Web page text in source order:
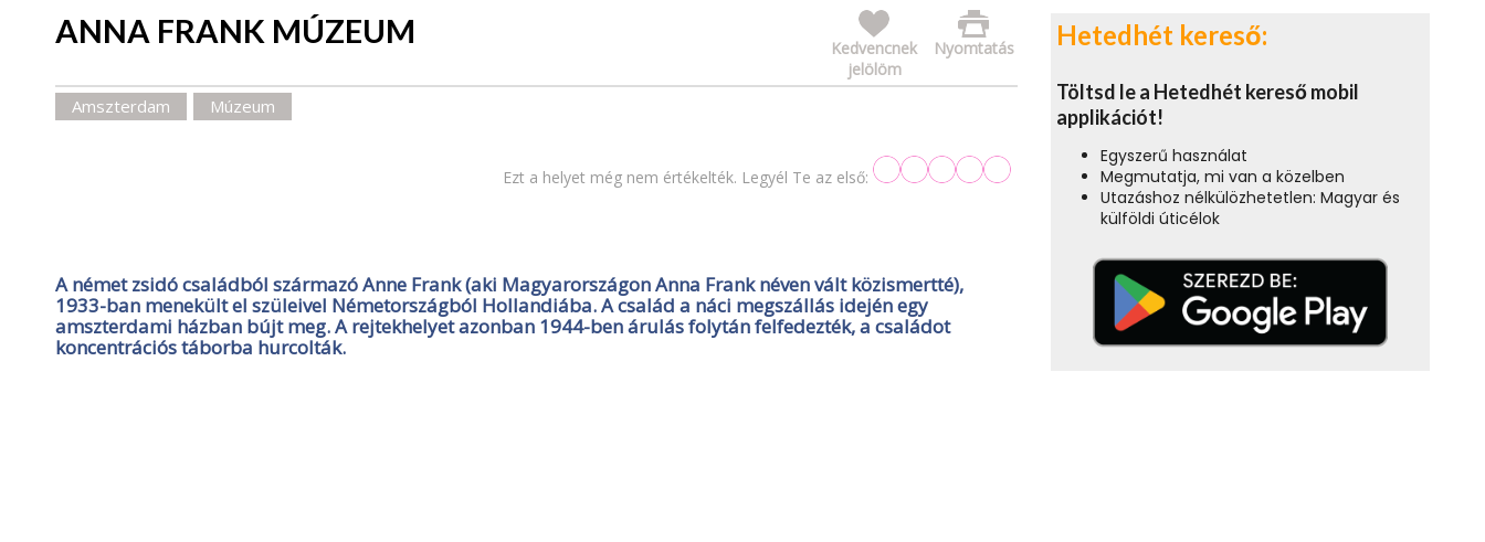
ANNA FRANK MÚZEUM Nyomtatás
Kedvencnek
jelölöm
Amszterdam Múzeum
Ezt a helyet még nem értékelték. Legyél Te az első:
A német zsidó családból származó Anne Frank (aki Magyarországon Anna Frank néven vált közismertté),
1933-ban menekült el szüleivel Németországból Hollandiába. A család a náci megszállás idején egy
amszterdami házban bújt meg. A rejtekhelyet azonban 1944-ben árulás folytán felfedezték, a családot
koncentrációs táborba hurcolták.
Hetedhét kereső:
Töltsd le a Hetedhét kereső mobil
applikációt!
Egyszerű használat
Megmutatja, mi van a közelben
Utazáshoz nélkülözhetetlen: Magyar és
külföldi úticélok